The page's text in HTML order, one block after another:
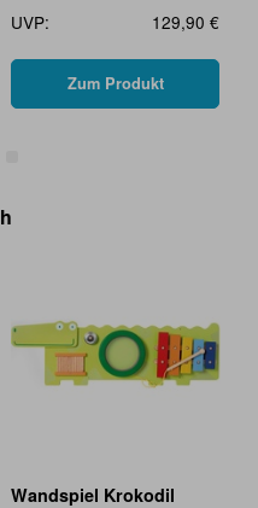
UVP: 129,90 €
Zum Produkt
Wandspiel Krokodil